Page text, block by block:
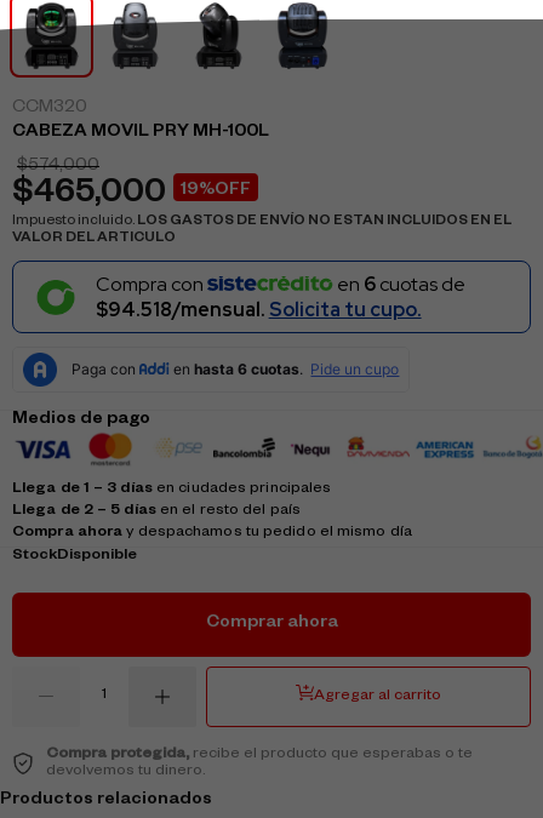
CCM320
CABEZA MOVIL PRY MH-100L
$574,000
$465,000 19%OFF
Impuesto incluido. LOS GASTOS DE ENVÍO NO ESTAN INCLUIDOS EN EL
VALOR DEL ARTICULO
Compra con en 6cuotas de
$94.518/mensual. Solicita tu cupo.
Medios de pago
Llega de 1 – 3 díasen ciudades principales
Llega de 2 – 5 díasen el resto del país
Compra ahora y despachamos tu pedido el mismo día
StockDisponible
Comprar ahora
Agregar al carrito
Compra protegida,recibe el producto que esperabas o te
devolvemos tu dinero.
Productos relacionados